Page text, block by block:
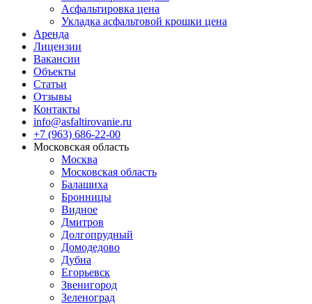
Асфальтировка цена
Укладка асфальтовой крошки цена
Аренда
Лицензии
Вакансии
Объекты
Статьи
Отзывы
Контакты
info@asfaltirovanie.ru
+7 (963) 686-22-00
Московская область
Москва
Московская область
Балашиха
Бронницы
Видное
Дмитров
Долгопрудный
Домодедово
Дубна
Егорьевск
Звенигород
Зеленоград